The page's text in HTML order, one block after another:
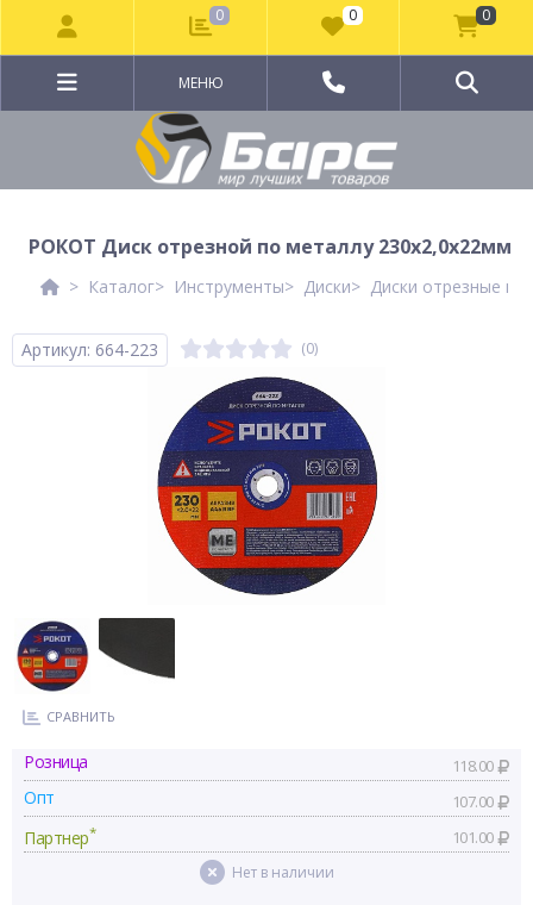
МЕНЮ
РОКОТ Диск отрезной по металлу 230х2,0х22мм
Каталог Инструменты Диски Диски отрезные
Артикул: 664-223 (0)
СРАВНИТЬ
Розница 118.00
Опт 107.00
Партнер* 101.00
Нет в наличии
0 0 0